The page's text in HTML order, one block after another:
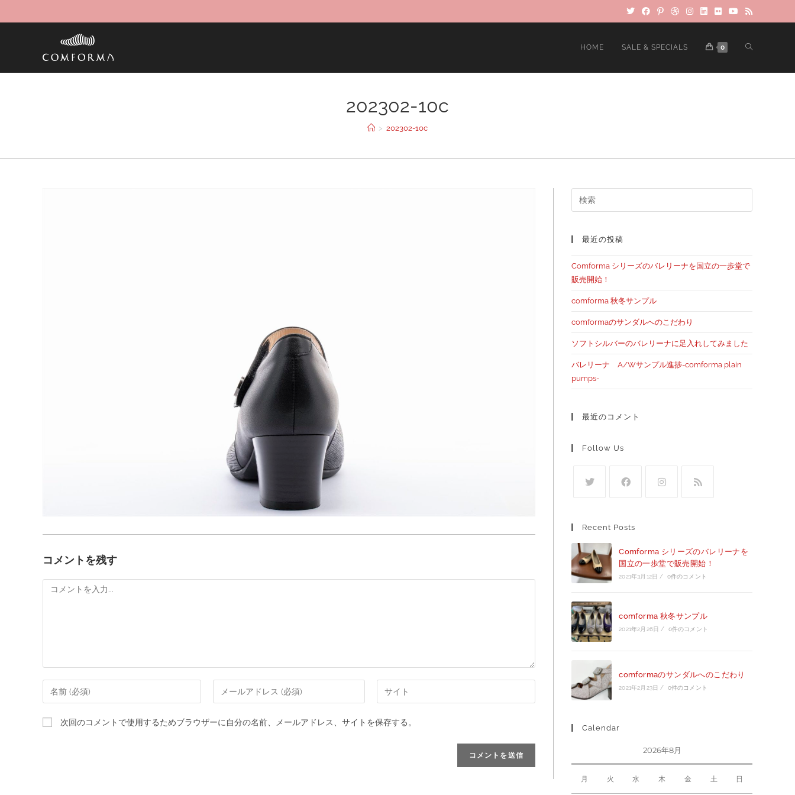
HOME SALE & SPECIALS 0
202302-10c
> 202302-10c
コメントを残す
次回のコメントで使用するためブラウザーに自分の名前、メールアドレス、サイトを保存する。
最近の投稿
Comforma シリーズのバレリーナを国立の一歩堂で
販売開始！
comforma 秋冬サンプル
comformaのサンダルへのこだわり
ソフトシルバーのバレリーナに足入れしてみました
バレリーナ A/Wサンプル進捗-comforma plain
pumps-
最近のコメント
Follow Us
Recent Posts
Comforma シリーズのバレリーナを
国立の一歩堂で販売開始！
2021年3月12日 / 0件のコメント
comforma 秋冬サンプル
2021年2月26日 / 0件のコメント
comformaのサンダルへのこだわり
2021年2月23日 / 0件のコメント
Calendar
2026年8月
月 火 水 木 金 土 日